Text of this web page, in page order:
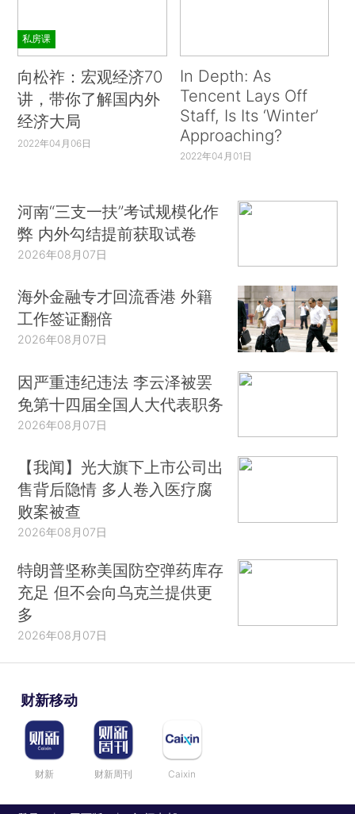
私房课
向松祚：宏观经济70
讲，带你了解国内外
经济大局
2022年04月06日
In Depth: As
Tencent Lays Off
Staff, Is Its ‘Winter’
Approaching?
2022年04月01日
河南“三支一扶”考试规模化作
弊 内外勾结提前获取试卷
2026年08月07日
海外金融专才回流香港 外籍
工作签证翻倍
2026年08月07日
因严重违纪违法 李云泽被罢
免第十四届全国人大代表职务
2026年08月07日
【我闻】光大旗下上市公司出
售背后隐情 多人卷入医疗腐
败案被查
2026年08月07日
特朗普坚称美国防空弹药库存
充足 但不会向乌克兰提供更
多
2026年08月07日
财新移动
财新 财新周刊 Caixin